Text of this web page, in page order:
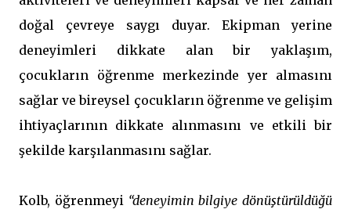
doğal çevreye saygı duyar. Ekipman yerine
deneyimleri dikkate alan bir yaklaşım,
çocukların öğrenme merkezinde yer almasını
sağlar ve bireysel çocukların öğrenme ve gelişim
ihtiyaçlarının dikkate alınmasını ve etkili bir
şekilde karşılanmasını sağlar.
Kolb, öğrenmeyi “deneyimin bilgiye dönüştürüldüğü